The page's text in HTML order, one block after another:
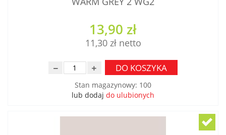
13,90 zł
11,30 zł
DO KOSZYKA
Stan magazynowy: 100
lub dodaj do ulubionych